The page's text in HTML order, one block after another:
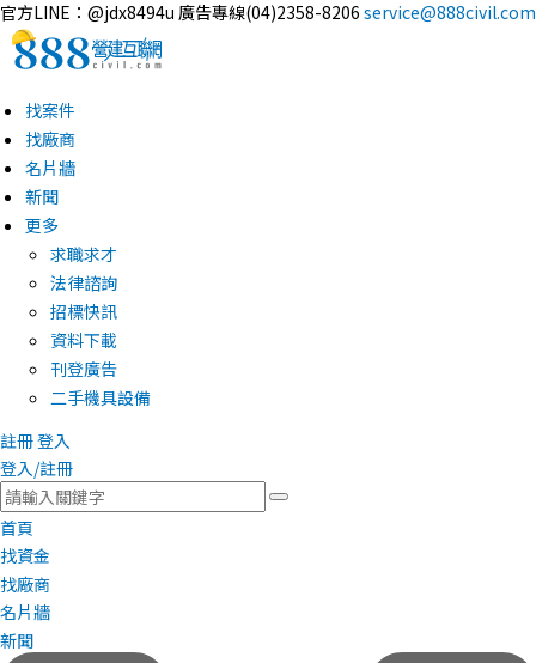
官方LINE：@jdx8494u 廣告專線(04)2358-8206 service@888civil.com
找案件
找廠商
名片牆
新聞
更多
求職求才
法律諮詢
招標快訊
資料下載
刊登廣告
二手機具設備
註冊登入
登入/註冊
首頁
找資金
找廠商
名片牆
新聞